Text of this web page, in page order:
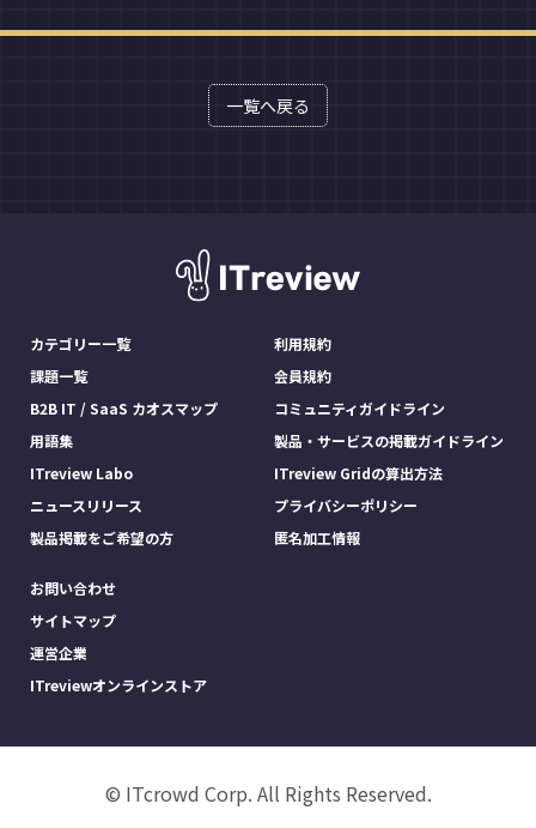
一覧へ戻る
カテゴリー一覧
課題一覧
B2B IT / SaaS カオスマップ
用語集
ITreview Labo
ニュースリリース
製品掲載をご希望の方
利用規約
会員規約
コミュニティガイドライン
製品・サービスの掲載ガイドライン
ITreview Gridの算出方法
プライバシーポリシー
匿名加工情報
お問い合わせ
サイトマップ
運営企業
ITreviewオンラインストア
© ITcrowd Corp. All Rights Reserved.